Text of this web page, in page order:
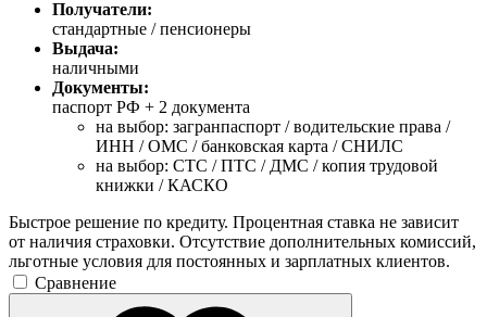
Получатели:
стандартные / пенсионеры
Выдача:
наличными
Документы:
паспорт РФ + 2 документа
на выбор: загранпаспорт / водительские права /
ИНН / ОМС / банковская карта / СНИЛС
на выбор: СТС / ПТС / ДМС / копия трудовой
книжки / КАСКО
Быстрое решение по кредиту. Процентная ставка не зависит
от наличия страховки. Отсутствие дополнительных комиссий,
льготные условия для постоянных и зарплатных клиентов.
Сравнение